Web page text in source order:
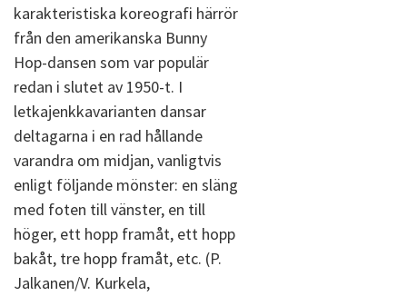
karakteristiska koreografi härrör
från den amerikanska Bunny
Hop-dansen som var populär
redan i slutet av 1950-t. I
letkajenkkavarianten dansar
deltagarna i en rad hållande
varandra om midjan, vanligtvis
enligt följande mönster: en släng
med foten till vänster, en till
höger, ett hopp framåt, ett hopp
bakåt, tre hopp framåt, etc. (P.
Jalkanen/V. Kurkela,